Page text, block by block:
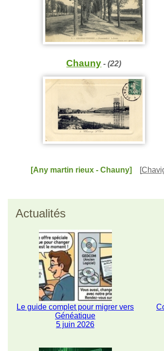
Chauny - (22)
[Any martin rieux - Chauny] [
Actualités
Le guide complet pour migrer vers
Généatique
5 juin 2026